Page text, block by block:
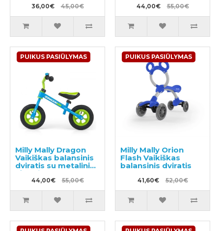
stabdžiu
36,00€ 45,00€
pripučiamomis
padangomis
44,00€ 55,00€
PUIKUS PASIŪLYMAS
Milly Mally Dragon
Vaikiškas balansinis
dviratis su metaliniu
rėmu ir
pripučiamomis
padangomis
44,00€ 55,00€
PUIKUS PASIŪLYMAS
Milly Mally Orion
Flash Vaikiškas
balansinis dviratis
41,60€ 52,00€